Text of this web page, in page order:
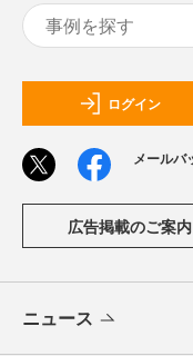
ログイン
メールバ
広告掲載のご案内
ニュース